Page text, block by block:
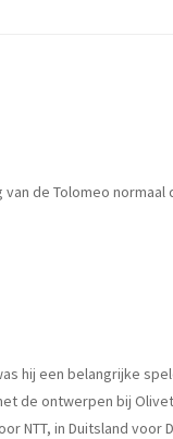
de Tolomeo
hij een belangrijke
de ontwerpen bij
in Duitsland voor